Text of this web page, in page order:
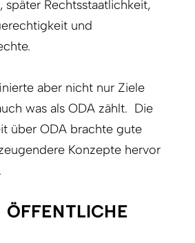
später Rechtsstaatlichkeit,
und
aber nicht nur Ziele
was als ODA zählt. Die
über ODA brachte gute
Konzepte hervor
ÖFFENTLICHE